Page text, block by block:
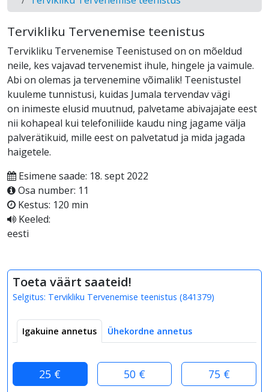
Tervikliku Tervenemise teenistus
Tervikliku Tervenemise Teenistused on on mõeldud
neile, kes vajavad tervenemist ihule, hingele ja vaimule.
Abi on olemas ja tervenemine võimalik! Teenistustel
kuuleme tunnistusi, kuidas Jumala tervendav vägi
on inimeste elusid muutnud, palvetame abivajajate eest
nii kohapeal kui telefoniliide kaudu ning jagame välja
palverätikuid, mille eest on palvetatud ja mida jagada
haigetele.
Esimene saade: 18. sept 2022
Osa number: 11
Kestus: 120 min
Keeled:
eesti
Toeta väärt saateid!
Selgitus: Tervikliku Tervenemise teenistus (841379)
Igakuine annetus Ühekordne annetus
25 € 50 € 75 €